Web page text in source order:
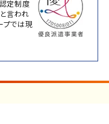
定制度
言われ
プでは現